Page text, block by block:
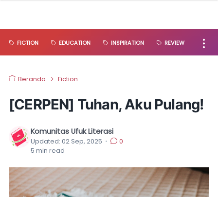
FICTION EDUCATION INSPIRATION REVIEW
Beranda Fiction
[CERPEN] Tuhan, Aku Pulang!
Komunitas Ufuk Literasi
Updated: 02 Sep, 2025 •
0
5 min read